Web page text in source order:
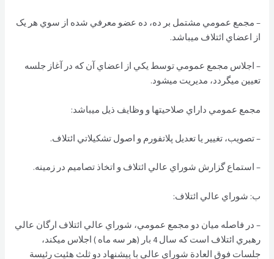
– مجمع عمومي مشتمل بر ده، ده عضو معرفي شده از سوي هر یک
از اعضاي ائتلاف ميباشد.
– اجلاس مجمع عمومي توسط يكي از اعضاي آن كه در آغاز جلسه
تعيين ميگردد، مديريت ميشود.
مجمع عمومي داراي صلاحيتها و وظايف ذيل ميباشد:
– تصويب، تغيير يا تعديل پلاتفورم و اصول تشكيلاتي ائتلاف.
– استماع گزارش شوراي عالي ائتلاف و اتخاذ تصاميم در زمينه.
ب: شوراي عالي ائتلاف:
– در فاصله ميان دو مجمع عمومي، شوراي عالي ائتلاف ارگان عالي
رهبري ائتلاف است كه سال 4 بار (هر سه ماه ) اجلاس ميكند،
جلسات فوق العادة شوراي عالي با پيشنهاد دو ثلث هئيت رئيسة